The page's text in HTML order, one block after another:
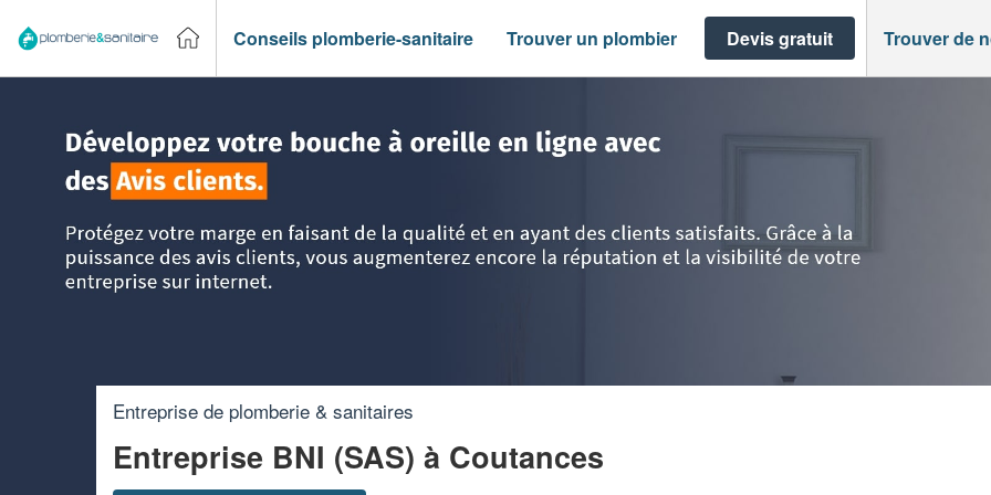
Conseils plomberie-sanitaire Trouver un plombier Devis gratuit Trouver de
Entreprise de plomberie & sanitaires
Entreprise BNI (SAS) à Coutances